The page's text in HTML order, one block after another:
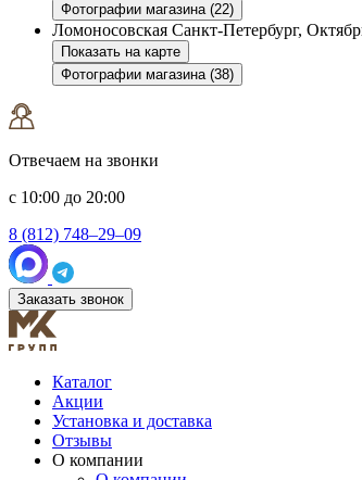
Фотографии магазина (22)
Ломоносовская Санкт-Петербург,
Показать на карте
Фотографии магазина (38)
Отвечаем на звонки
с 10:00 до 20:00
8 (812) 748–29–09
Заказать звонок
Каталог
Акции
Установка и доставка
Отзывы
О компании